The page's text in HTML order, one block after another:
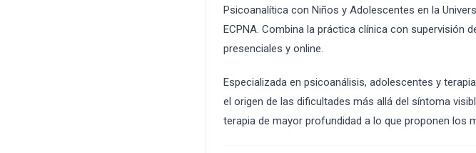
Psicoanalítica con Niños y Adolescentes en la
ECPNA. Combina la práctica clínica con supervisión
presenciales y online.
Especializada en psicoanálisis, adolescentes y
el origen de las dificultades más allá del síntoma
terapia de mayor profundidad a lo que proponen los